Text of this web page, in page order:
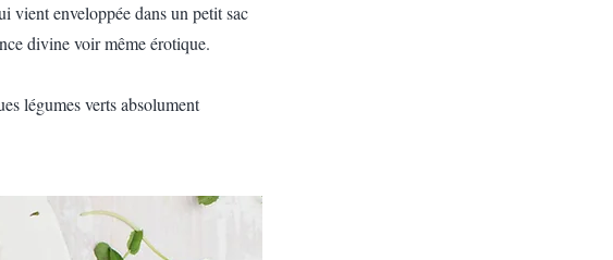
vient enveloppée dans un petit sac
divine voir même érotique.
légumes verts absolument